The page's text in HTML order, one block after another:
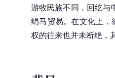
游牧民族不同，回纥与
绢马贸易。在文化上，
权的往来也并未断绝，